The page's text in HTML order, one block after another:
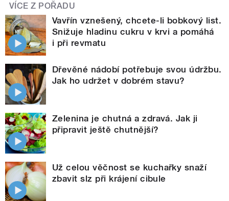
VÍCE Z POŘADU
Vavřín vznešený, chcete-li bobkový list.
Snižuje hladinu cukru v krvi a pomáhá
i při revmatu
Dřevěné nádobí potřebuje svou údržbu.
Jak ho udržet v dobrém stavu?
Zelenina je chutná a zdravá. Jak ji
připravit ještě chutnější?
Už celou věčnost se kuchařky snaží
zbavit slz při krájení cibule